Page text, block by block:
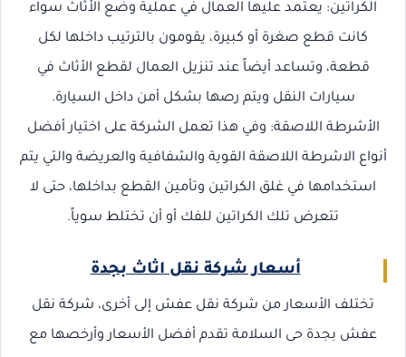
الكراتين: يعتمد عليها العمال في عملية وضع الأثاث سواء
كانت قطع صغرة أو كبيرة، يقومون بالترتيب داخلها لكل
قطعة، وتساعد أيضاً عند تنزيل العمال لقطع الأثاث في
سيارات النقل ويتم رصها بشكل أمن داخل السيارة.
الأشرطة اللاصقة: وفي هذا تعمل الشركة على اختيار أفضل
أنواع الاشرطة اللاصقة القوية والشفافية والعريضة والتي يتم
استخدامها في غلق الكراتين وتأمين القطع بداخلها، حتى لا
تتعرض تلك الكراتين للفك أو أن تختلط سوياً.
أسعار شركة نقل اثاث بجدة
تختلف الأسعار من شركة نقل عفش إلى أخرى، شركة نقل
عفش بجدة حى السلامة تقدم أفضل الأسعار وأرخصها مع